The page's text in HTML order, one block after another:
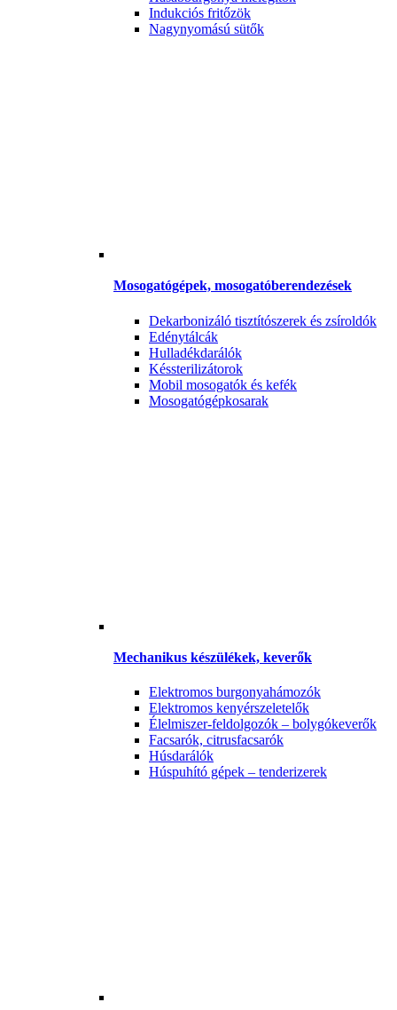
Indukciós fritőzök
Nagynyomású sütők
Mosogatógépek, mosogatóberendezések
Dekarbonizáló tisztítószerek és zsíroldók
Edénytálcák
Hulladékdarálók
Késsterilizátorok
Mobil mosogatók és kefék
Mosogatógépkosarak
Mechanikus készülékek, keverők
Elektromos burgonyahámozók
Elektromos kenyérszeletelők
Élelmiszer-feldolgozók – bolygókeverők
Facsarók, citrusfacsarók
Húsdarálók
Húspuhító gépek – tenderizerek